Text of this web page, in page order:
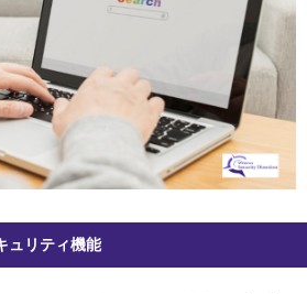
ュリティ機能